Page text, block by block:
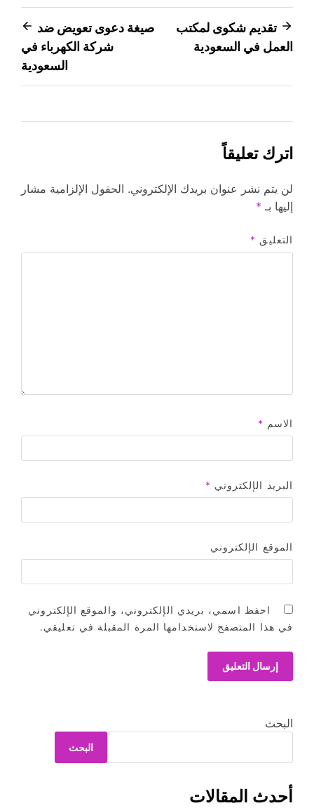
تصفّح
المقالات
تقديم شكوى لمكتب
العمل في السعودية
صيغة دعوى تعويض ضد
شركة الكهرباء في
السعودية
اترك تعليقاً
لن يتم نشر عنوان بريدك الإلكتروني. الحقول الإلزامية مشار
إليها بـ *
التعليق *
الاسم *
البريد الإلكتروني *
الموقع الإلكتروني
احفظ اسمي، بريدي الإلكتروني، والموقع الإلكتروني
في هذا المتصفح لاستخدامها المرة المقبلة في تعليقي.
البحث
البحث
أحدث المقالات